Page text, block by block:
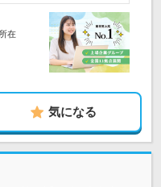
在
気になる